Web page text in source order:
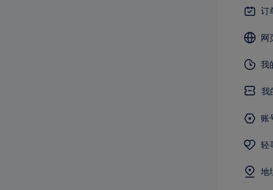
订
网
我
我
账
轻
地